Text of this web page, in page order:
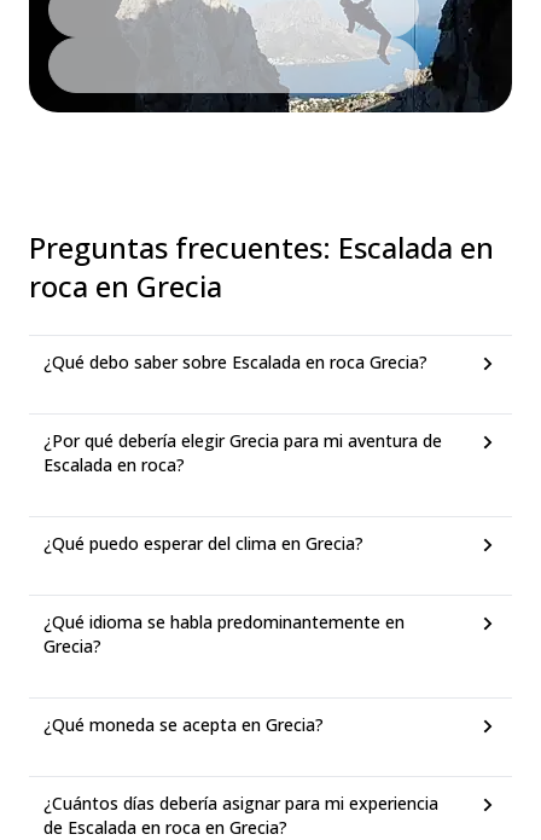
Preguntas frecuentes: Escalada en
roca en Grecia
¿Qué debo saber sobre Escalada en roca Grecia?
¿Por qué debería elegir Grecia para mi aventura de
Escalada en roca?
¿Qué puedo esperar del clima en Grecia?
¿Qué idioma se habla predominantemente en
Grecia?
¿Qué moneda se acepta en Grecia?
¿Cuántos días debería asignar para mi experiencia
de Escalada en roca en Grecia?